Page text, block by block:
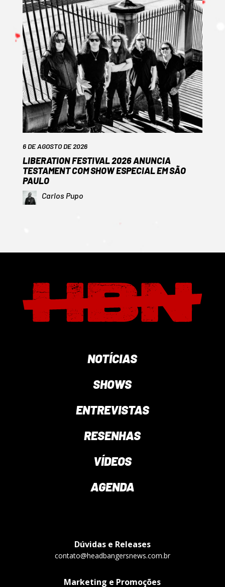
6 DE AGOSTO DE 2026
LIBERATION FESTIVAL 2026 ANUNCIA
TESTAMENT COM SHOW ESPECIAL EM SÃO
PAULO
Carlos Pupo
NOTÍCIAS
SHOWS
ENTREVISTAS
RESENHAS
VÍDEOS
AGENDA
Dúvidas e Releases
contato@headbangersnews.com.br
Marketing e Promoções